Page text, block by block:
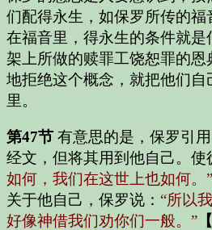
们配得永生，如保罗所传的福
在福音里，得永生的条件就
架上所做的赎罪工饶恕罪的恩
地拒绝这个概念，就把他们
里。
第47节 有意思的是，保罗引
经文，但将其用到他自己。使
如何，我们在这世上也如何。”
关于他自己，保罗说： “所以
好像神借我们劝你们一般。”